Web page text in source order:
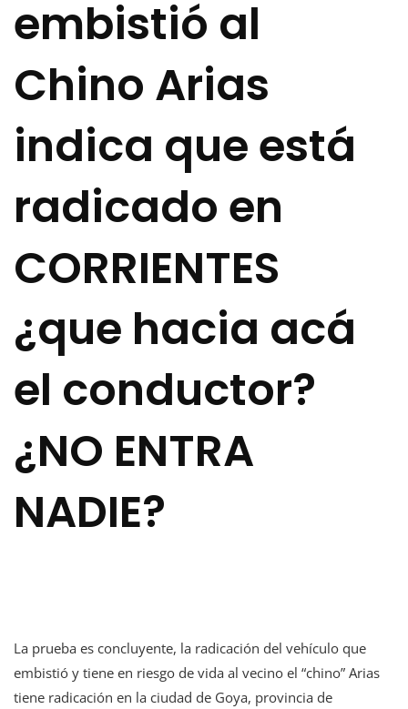
embistió al
Chino Arias
indica que está
radicado en
CORRIENTES
¿que hacia acá
el conductor?
¿NO ENTRA
NADIE?
La prueba es concluyente, la radicación del vehículo que
embistió y tiene en riesgo de vida al vecino el “chino” Arias
tiene radicación en la ciudad de Goya, provincia de